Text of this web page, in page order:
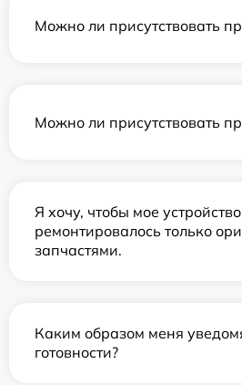
Можно ли присутствовать
Можно ли присутствовать
Я хочу, чтобы мое
ремонтировалось только
запчастями.
Каким образом меня
готовности?